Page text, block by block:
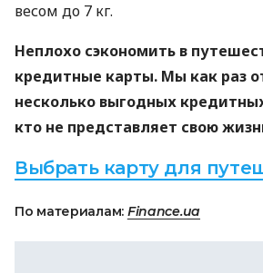
весом до 7 кг.
Неплохо сэкономить в
кредитные карты. Мы как раз
несколько выгодных
кто не представляет свою
Выбрать карту для
По материалам: Finance.ua